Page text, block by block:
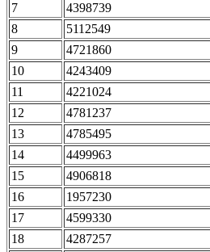
7 4398739
8 5112549
9 4721860
10 4243409
11 4221024
12 4781237
13 4785495
14 4499963
15 4906818
16 1957230
17 4599330
18 4287257